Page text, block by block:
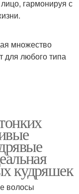
гармонируя с
множество
для любого типа
кудряшек
волосы